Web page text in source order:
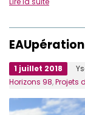
1 juillet 2018
Horizons 98,Projets